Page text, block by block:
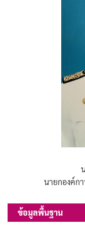
นายกองค์ก
ข้อมูลพื้นฐาน